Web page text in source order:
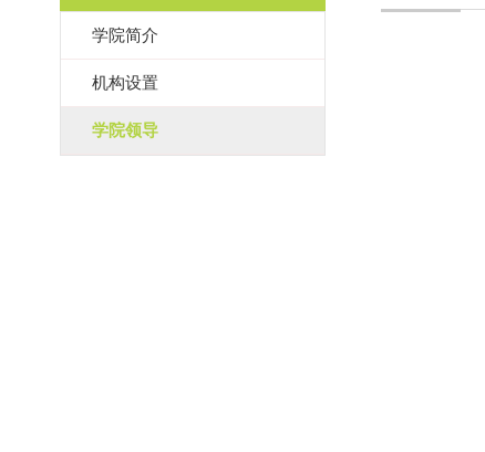
学院简介
机构设置
学院领导